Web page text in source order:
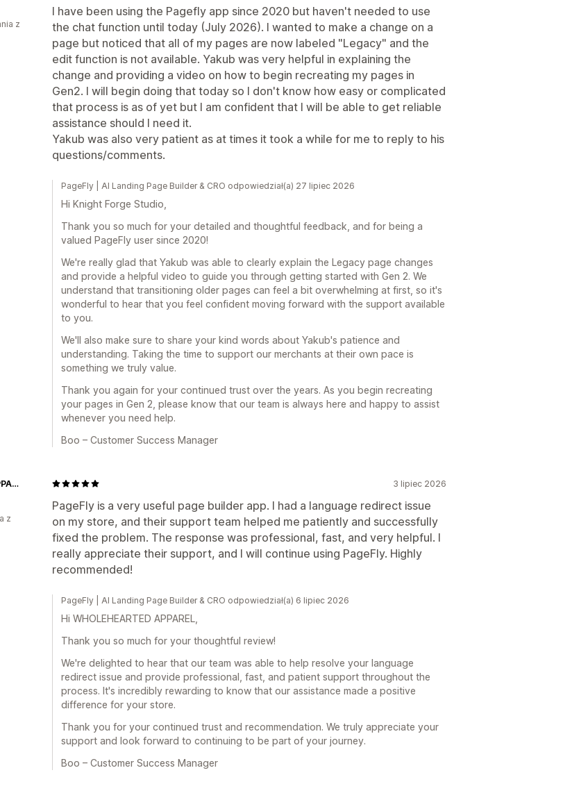
I have been using the Pagefly app since 2020 but haven't needed to use
the chat function until today (July 2026). I wanted to make a change on a
page but noticed that all of my pages are now labeled "Legacy" and the
edit function is not available. Yakub was very helpful in explaining the
change and providing a video on how to begin recreating my pages in
Gen2. I will begin doing that today so I don't know how easy or complicated
that process is as of yet but I am confident that I will be able to get reliable
assistance should I need it.
Yakub was also very patient as at times it took a while for me to reply to his
questions/comments.
z
PageFly | AI Landing Page Builder & CRO odpowiedział(a) 27 lipiec 2026
Hi Knight Forge Studio,
Thank you so much for your detailed and thoughtful feedback, and for being a
valued PageFly user since 2020!
We're really glad that Yakub was able to clearly explain the Legacy page changes
and provide a helpful video to guide you through getting started with Gen 2. We
understand that transitioning older pages can feel a bit overwhelming at first, so it's
wonderful to hear that you feel confident moving forward with the support available
to you.
We'll also make sure to share your kind words about Yakub's patience and
understanding. Taking the time to support our merchants at their own pace is
something we truly value.
Thank you again for your continued trust over the years. As you begin recreating
your pages in Gen 2, please know that our team is always here and happy to assist
whenever you need help.
Boo – Customer Success Manager
3 lipiec 2026
PageFly is a very useful page builder app. I had a language redirect issue
on my store, and their support team helped me patiently and successfully
fixed the problem. The response was professional, fast, and very helpful. I
really appreciate their support, and I will continue using PageFly. Highly
recommended!
WHOLEHEARTED APPAREL
z
PageFly | AI Landing Page Builder & CRO odpowiedział(a) 6 lipiec 2026
Hi WHOLEHEARTED APPAREL,
Thank you so much for your thoughtful review!
We're delighted to hear that our team was able to help resolve your language
redirect issue and provide professional, fast, and patient support throughout the
process. It's incredibly rewarding to know that our assistance made a positive
difference for your store.
Thank you for your continued trust and recommendation. We truly appreciate your
support and look forward to continuing to be part of your journey.
Boo – Customer Success Manager